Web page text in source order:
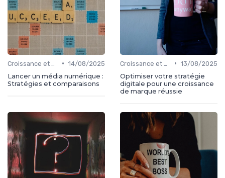
• 14/08/2025
Lancer un média numérique :
Stratégies et comparaisons
• 13/08/2025
Optimiser votre stratégie
digitale pour une croissance
de marque réussie